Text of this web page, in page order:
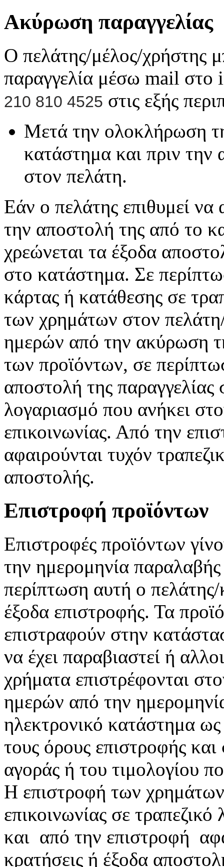
Ακύρωση παραγγελίας
Ο πελάτης/μέλος/χρήστης
παραγγελία μέσω mail
210 810 4525 στις εξής
Μετά την ολοκλήρωση
κατάστημα και πριν
στον πελάτη.
Εάν ο πελάτης επιθυμεί
την αποστολή της από το
χρεώνεται τα έξοδα
στο κατάστημα. Σε
κάρτας ή κατάθεσης σε
των χρημάτων στον
ημερών από την ακύρωση
των προϊόντων, σε
αποστολή της παραγγελίας
λογαριασμό που ανήκει
επικοινωνίας. Από την
αφαιρούνται τυχόν
αποστολής.
Επιστροφή προϊόντων
Επιστροφές προϊόντων
την ημερομηνία
περίπτωση αυτή ο
έξοδα επιστροφής. Τα
επιστραφούν στην
να έχει παραβιαστεί ή
χρήματα επιστρέφονται
ημερών από την
ηλεκτρονικό κατάστημα
τους όρους επιστροφής
αγοράς ή του τιμολογίου
Η επιστροφή των χρημάτων
επικοινωνίας σε
και από την επιστροφή
κρατήσεις ή έξοδα